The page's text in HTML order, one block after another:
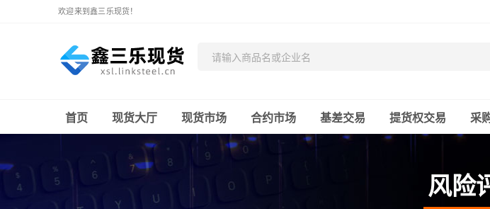
欢迎来到鑫三乐现货！
首页 现货大厅 现货市场 合约市场 基差交易 提货权交易 采
风险